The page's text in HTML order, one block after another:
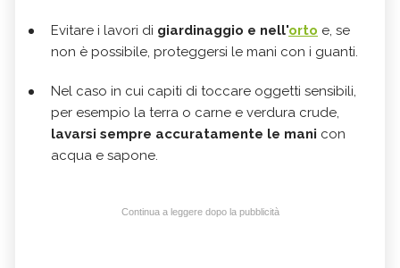
Evitare i lavori di giardinaggio e nell'orto e, se
non è possibile, proteggersi le mani con i guanti.
Nel caso in cui capiti di toccare oggetti sensibili,
per esempio la terra o carne e verdura crude,
lavarsi sempre accuratamente le mani con
acqua e sapone.
Continua a leggere dopo la pubblicità